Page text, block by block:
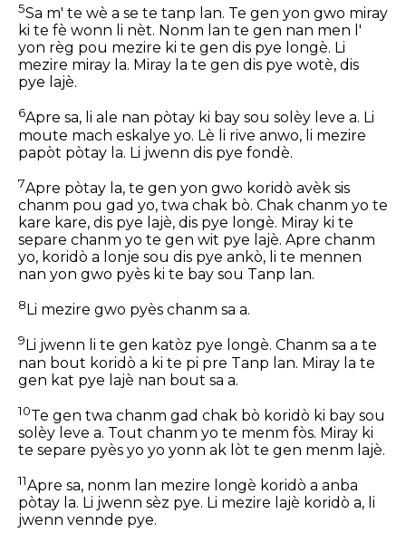
5Sa m' te wè a se te tanp lan. Te gen yon gwo miray
ki te fè wonn li nèt. Nonm lan te gen nan men l'
yon règ pou mezire ki te gen dis pye longè. Li
mezire miray la. Miray la te gen dis pye wotè, dis
pye lajè.
6Apre sa, li ale nan pòtay ki bay sou solèy leve a. Li
moute mach eskalye yo. Lè li rive anwo, li mezire
papòt pòtay la. Li jwenn dis pye fondè.
7Apre pòtay la, te gen yon gwo koridò avèk sis
chanm pou gad yo, twa chak bò. Chak chanm yo te
kare kare, dis pye lajè, dis pye longè. Miray ki te
separe chanm yo te gen wit pye lajè. Apre chanm
yo, koridò a lonje sou dis pye ankò, li te mennen
nan yon gwo pyès ki te bay sou Tanp lan.
8 Li mezire gwo pyès chanm sa a.
9 Li jwenn li te gen katòz pye longè. Chanm sa a te
nan bout koridò a ki te pi pre Tanp lan. Miray la te
gen kat pye lajè nan bout sa a.
10Te gen twa chanm gad chak bò koridò ki bay sou
solèy leve a. Tout chanm yo te menm fòs. Miray ki
te separe pyès yo yo yonn ak lòt te gen menm lajè.
11Apre sa, nonm lan mezire longè koridò a anba
pòtay la. Li jwenn sèz pye. Li mezire lajè koridò a, li
jwenn vennde pye.